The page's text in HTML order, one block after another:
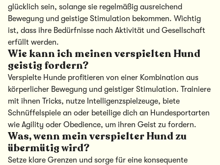
glücklich sein, solange sie regelmäßig ausreichend
Bewegung und geistige Stimulation bekommen. Wichtig
ist, dass ihre Bedürfnisse nach Aktivität und Gesellschaft
erfüllt werden.
Wie kann ich meinen verspielten Hund
geistig fordern?
Verspielte Hunde profitieren von einer Kombination aus
körperlicher Bewegung und geistiger Stimulation. Trainiere
mit ihnen Tricks, nutze Intelligenzspielzeuge, biete
Schnüffelspiele an oder beteilige dich an Hundesportarten
wie Agility oder Obedience, um ihren Geist zu fordern.
Was, wenn mein verspielter Hund zu
übermütig wird?
Setze klare Grenzen und sorge für eine konsequente